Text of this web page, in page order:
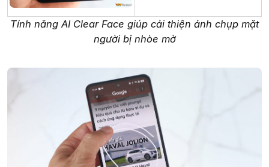
Tính năng AI Clear Face giúp cải thiện ảnh chụp mặt
người bị nhòe mờ